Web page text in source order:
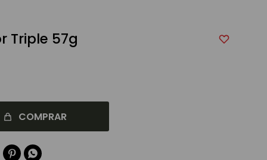
Triple 57g
COMPRAR
 